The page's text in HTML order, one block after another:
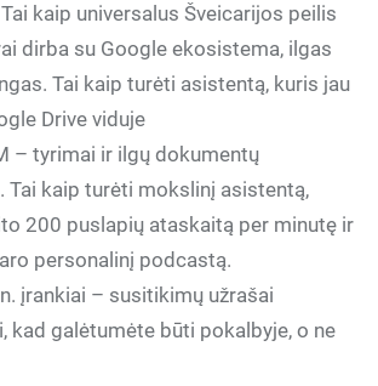
kaip universalus Šveicarijos peilis
dirba su Google ekosistema, ilgas
Tai kaip turėti asistentą, kuris jau
Drive viduje
– tyrimai ir ilgų dokumentų
Tai kaip turėti mokslinį asistentą,
200 puslapių ataskaitą per minutę ir
personalinį podcastą.
įrankiai – susitikimų užrašai
kad galėtumėte būti pokalbyje, o ne